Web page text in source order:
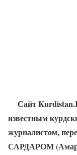
Сайт
известным
журналистом,
САРДАРОМ